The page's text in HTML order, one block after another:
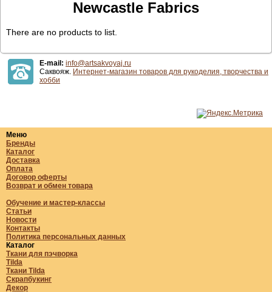
Newcastle Fabrics
There are no products to list.
E-mail: info@artsakvoyaj.ru
Саквояж. Интернет-магазин товаров для рукоделия, творчества и
хобби
Меню
Бренды
Каталог
Доставка
Оплата
Договор оферты
Возврат и обмен товара
Обучение и мастер-классы
Статьи
Новости
Контакты
Политика персональных данных
Каталог
Ткани для пэчворка
Tilda
Ткани Tilda
Скрапбукинг
Декор